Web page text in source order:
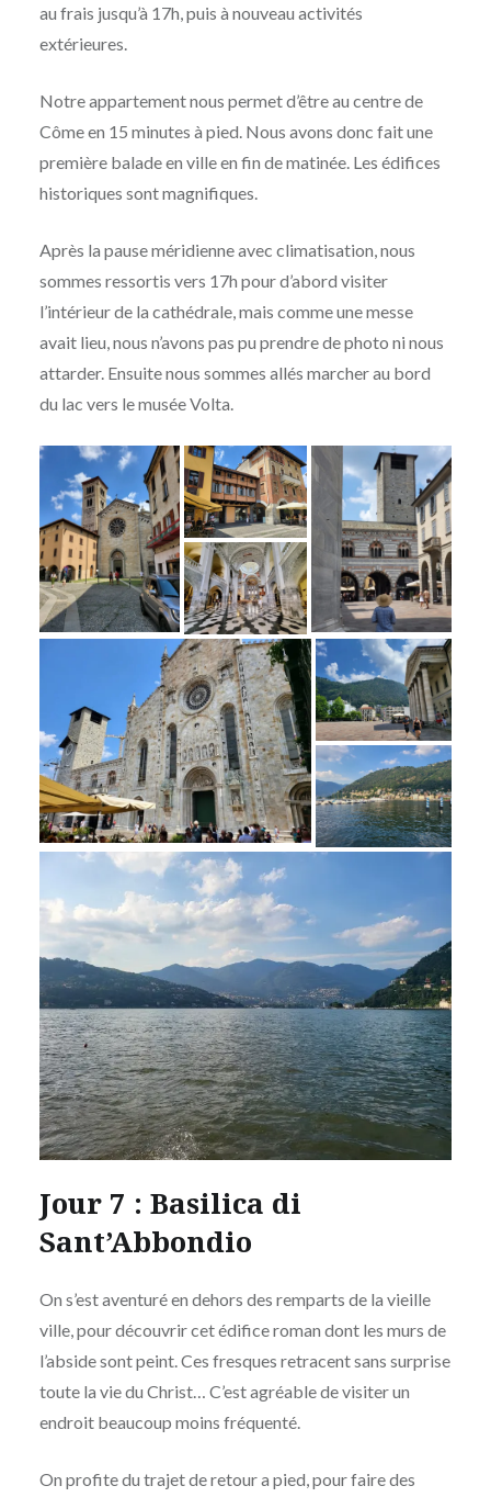
au frais jusqu’à 17h, puis à nouveau activités
extérieures.
Notre appartement nous permet d’être au centre de
Côme en 15 minutes à pied. Nous avons donc fait une
première balade en ville en fin de matinée. Les édifices
historiques sont magnifiques.
Après la pause méridienne avec climatisation, nous
sommes ressortis vers 17h pour d’abord visiter
l’intérieur de la cathédrale, mais comme une messe
avait lieu, nous n’avons pas pu prendre de photo ni nous
attarder. Ensuite nous sommes allés marcher au bord
du lac vers le musée Volta.
Jour 7 : Basilica di
Sant’Abbondio
On s’est aventuré en dehors des remparts de la vieille
ville, pour découvrir cet édifice roman dont les murs de
l’abside sont peint. Ces fresques retracent sans surprise
toute la vie du Christ… C’est agréable de visiter un
endroit beaucoup moins fréquenté.
On profite du trajet de retour a pied, pour faire des